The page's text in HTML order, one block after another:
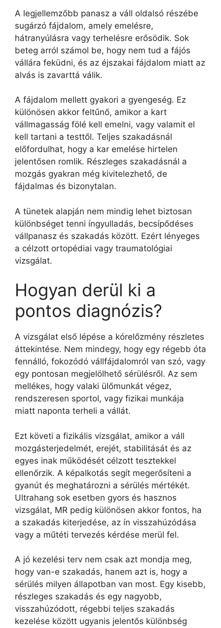
A legjellemzőbb panasz a váll oldalsó részébe
sugárzó fájdalom, amely emelésre,
hátranyúlásra vagy terhelésre erősödik. Sok
beteg arról számol be, hogy nem tud a fájós
vállára feküdni, és az éjszakai fájdalom miatt az
alvás is zavarttá válik.
A fájdalom mellett gyakori a gyengeség. Ez
különösen akkor feltűnő, amikor a kart
vállmagasság fölé kell emelni, vagy valamit el
kell tartani a testtől. Teljes szakadásnál
előfordulhat, hogy a kar emelése hirtelen
jelentősen romlik. Részleges szakadásnál a
mozgás gyakran még kivitelezhető, de
fájdalmas és bizonytalan.
A tünetek alapján nem mindig lehet biztosan
különbséget tenni íngyulladás, becsípődéses
vállpanasz és szakadás között. Ezért lényeges
a célzott ortopédiai vagy traumatológiai
vizsgálat.
Hogyan derül ki a
pontos diagnózis?
A vizsgálat első lépése a kórelőzmény részletes
áttekintése. Nem mindegy, hogy egy régebb óta
fennálló, fokozódó vállfájdalomról van szó, vagy
egy pontosan megjelölhető sérülésről. Az sem
mellékes, hogy valaki ülőmunkát végez,
rendszeresen sportol, vagy fizikai munkája
miatt naponta terheli a vállát.
Ezt követi a fizikális vizsgálat, amikor a váll
mozgásterjedelmét, erejét, stabilitását és az
egyes inak működését célzott tesztekkel
ellenőrzik. A képalkotás segít megerősíteni a
gyanút és meghatározni a sérülés mértékét.
Ultrahang sok esetben gyors és hasznos
vizsgálat, MR pedig különösen akkor fontos, ha
a szakadás kiterjedése, az ín visszahúzódása
vagy a műtéti tervezés kérdése merül fel.
A jó kezelési terv nem csak azt mondja meg,
hogy van-e szakadás, hanem azt is, hogy a
sérülés milyen állapotban van most. Egy kisebb,
részleges szakadás és egy nagyobb,
visszahúzódott, régebbi teljes szakadás
kezelése között ugyanis jelentős különbség